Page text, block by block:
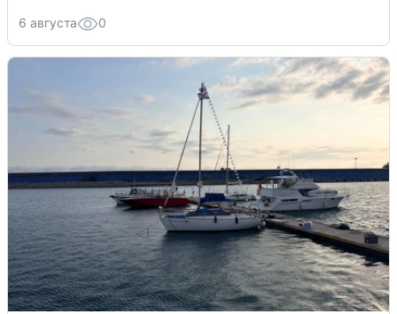
6 августа 0